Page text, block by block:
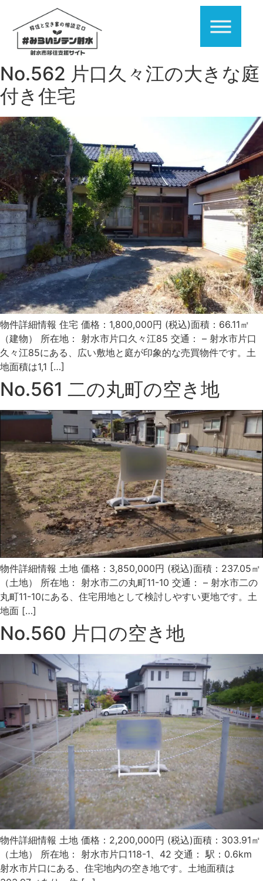
No.562 片口久々江の大きな庭
付き住宅
物件詳細情報 住宅 価格：1,800,000円 (税込)面積：66.11㎡
（建物） 所在地： 射水市片口久々江85 交通： – 射水市片口
久々江85にある、広い敷地と庭が印象的な売買物件です。土
地面積は1,1 […]
No.561 二の丸町の空き地
物件詳細情報 土地 価格：3,850,000円 (税込)面積：237.05㎡
（土地） 所在地： 射水市二の丸町11-10 交通： – 射水市二の
丸町11-10にある、住宅用地として検討しやすい更地です。土
地面 […]
No.560 片口の空き地
物件詳細情報 土地 価格：2,200,000円 (税込)面積：303.91㎡
（土地） 所在地： 射水市片口118-1、42 交通： 駅：0.6km
射水市片口にある、住宅地内の空き地です。土地面積は